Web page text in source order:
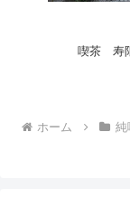
喫茶 寿
ホーム